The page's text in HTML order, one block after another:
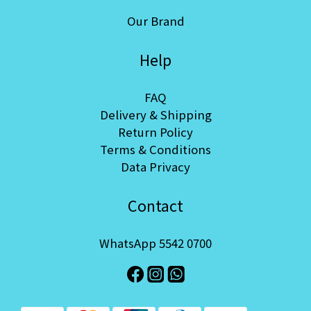
Our Brand
Help
FAQ
Delivery & Shipping
Return Policy
Terms & Conditions
Data Privacy
Contact
WhatsApp 5542 0700